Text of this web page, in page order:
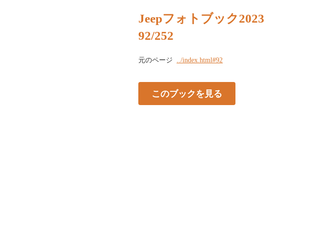
Jeepフォトブック2023
92/252
元のページ ../index.html#92
このブックを見る